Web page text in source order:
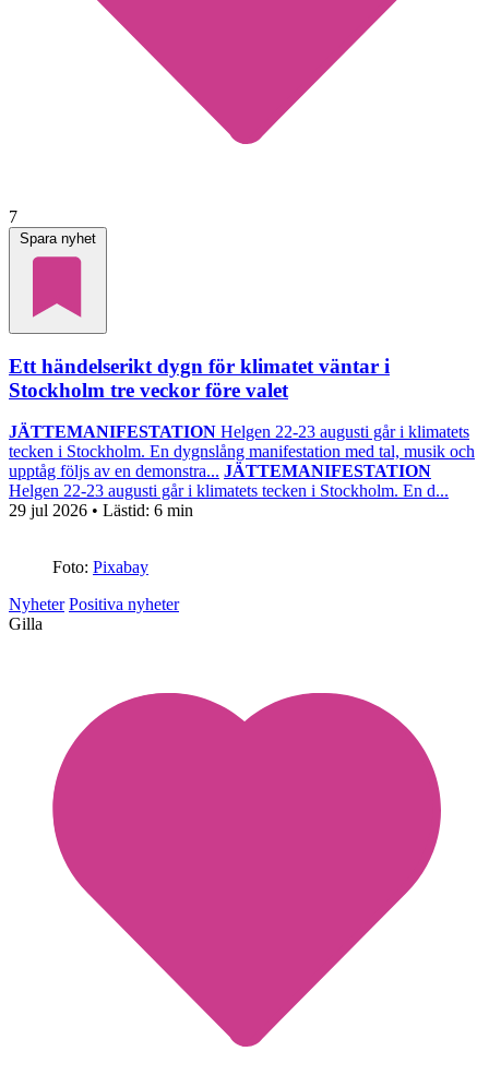
7
Spara nyhet
Ett händelserikt dygn för klimatet väntar i
Stockholm tre veckor före valet
JÄTTEMANIFESTATION Helgen 22-23 augusti går i klimatets
tecken i Stockholm. En dygnslång manifestation med tal, musik och
upptåg följs av en demonstra... JÄTTEMANIFESTATION
Helgen 22-23 augusti går i klimatets tecken i Stockholm. En d...
29 jul 2026 • Lästid: 6 min
Foto: Pixabay
Nyheter Positiva nyheter
Gilla